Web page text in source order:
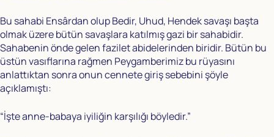
Bu sahabi Ensârdan olup Bedir, Uhud, Hendek savaşı başta
olmak üzere bütün savaşlara katılmış gazi bir sahabidir.
Sahabenin önde gelen fazilet abidelerinden biridir. Bütün bu
üstün vasıflarına rağmen Peygamberimiz bu rüyasını
anlattıktan sonra onun cennete giriş sebebini şöyle
açıklamıştı:
“İşte anne-babaya iyiliğin karşılığı böyledir.”